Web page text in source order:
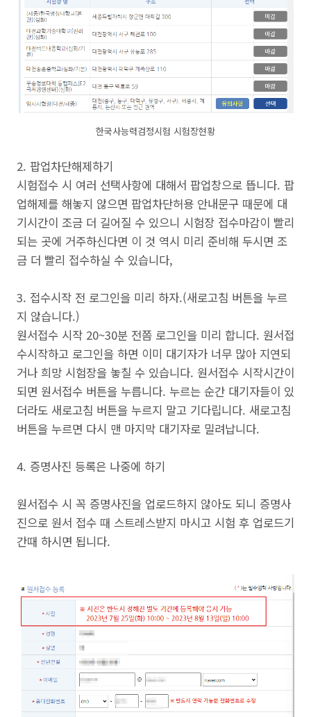
한국사능력검정시험 시험장현황
2. 팝업차단해제하기
시험접수 시 여러 선택사항에 대해서 팝업창으로 뜹니다. 팝
업해제를 해놓지 않으면 팝업차단허용 안내문구 때문에 대
기시간이 조금 더 길어질 수 있으니 시험장 접수마감이 빨리
되는 곳에 거주하신다면 이 것 역시 미리 준비해 두시면 조
금 더 빨리 접수하실 수 있습니다,
3. 접수시작 전 로그인을 미리 하자.(새로고침 버튼을 누르
지 않습니다.)
원서접수 시작 20~30분 전쯤 로그인을 미리 합니다. 원서접
수시작하고 로그인을 하면 이미 대기자가 너무 많아 지연되
거나 희망 시험장을 놓칠 수 있습니다. 원서접수 시작시간이
되면 원서접수 버튼을 누릅니다. 누르는 순간 대기자들이 있
더라도 새로고침 버튼을 누르지 말고 기다립니다. 새로고침
버튼을 누르면 다시 맨 마지막 대기자로 밀려납니다.
4. 증명사진 등록은 나중에 하기
원서접수 시 꼭 증명사진을 업로드하지 않아도 되니 증명사
진으로 원서 접수 때 스트레스받지 마시고 시험 후 업로드기
간때 하시면 됩니다.